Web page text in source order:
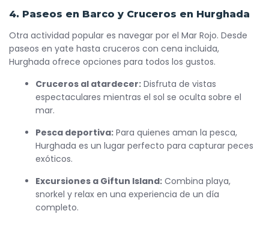
4. Paseos en Barco y Cruceros en Hurghada
Otra actividad popular es navegar por el Mar Rojo. Desde
paseos en yate hasta cruceros con cena incluida,
Hurghada ofrece opciones para todos los gustos.
Cruceros al atardecer: Disfruta de vistas
espectaculares mientras el sol se oculta sobre el
mar.
Pesca deportiva: Para quienes aman la pesca,
Hurghada es un lugar perfecto para capturar peces
exóticos.
Excursiones a Giftun Island: Combina playa,
snorkel y relax en una experiencia de un día
completo.